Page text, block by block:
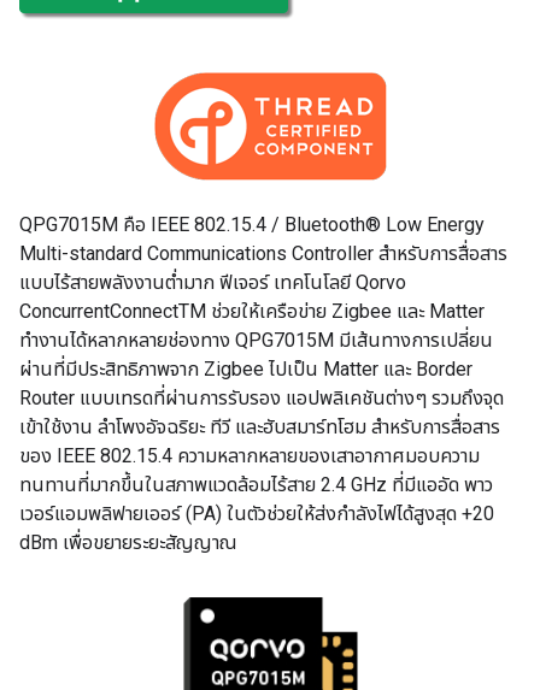
QPG7015M คือ IEEE 802.15.4 / Bluetooth® Low Energy
Multi-standard Communications Controller สำหรับการสื่อสาร
แบบไร้สายพลังงานต่ำมาก ฟีเจอร์ เทคโนโลยี Qorvo
ConcurrentConnectTM ช่วยให้เครือข่าย Zigbee และ Matter
ทำงานได้หลากหลายช่องทาง QPG7015M มีเส้นทางการเปลี่ยน
ผ่านที่มีประสิทธิภาพจาก Zigbee ไปเป็น Matter และ Border
Router แบบเทรดที่ผ่านการรับรอง แอปพลิเคชันต่างๆ รวมถึงจุด
เข้าใช้งาน ลำโพงอัจฉริยะ ทีวี และฮับสมาร์ทโฮม สำหรับการสื่อสาร
ของ IEEE 802.15.4 ความหลากหลายของเสาอากาศมอบความ
ทนทานที่มากขึ้นในสภาพแวดล้อมไร้สาย 2.4 GHz ที่มีแออัด พาว
เวอร์แอมพลิฟายเออร์ (PA) ในตัวช่วยให้ส่งกำลังไฟได้สูงสุด +20
dBm เพื่อขยายระยะสัญญาณ